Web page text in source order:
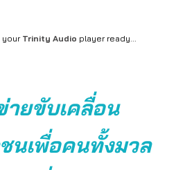
your Trinity Audio player ready...
ายขับเคลื่อน
นเพื่อคนทั้งมวล